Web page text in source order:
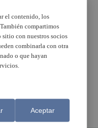
fomenta el
consumo del
agua del grifo
el contenido, los
compartimos
sitio con nuestros socios
combinarla con otra
o que hayan
Aceptar